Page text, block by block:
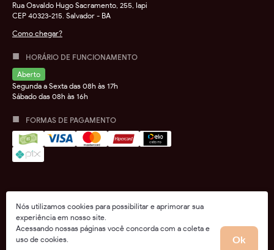
Rua Osvaldo Hugo Sacramento, 255, Iapi
CEP 40323-215. Salvador - BA
Como chegar?
HORÁRIO DE FUNCIONAMENTO
Aberto
Segunda a Sexta das 08h às 17h
Sábado das 08h às 16h
FORMAS DE PAGAMENTO
2026 © Todos os direitos reservados
Nós utilizamos cookies para possibilitar e aprimorar sua
experiência em nosso site.
Acessando nossas páginas você concorda com a coleta e
uso de cookies.
Ok